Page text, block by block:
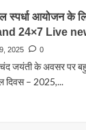
स्पर्धा आयोजन के
24×7 Live
2025 0
जयंती के अवसर पर
दिवस – 2025,...